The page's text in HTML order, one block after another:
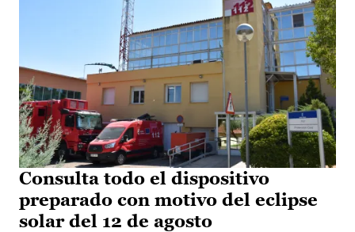
Consulta todo el dispositivo
preparado con motivo del eclipse
solar del 12 de agosto